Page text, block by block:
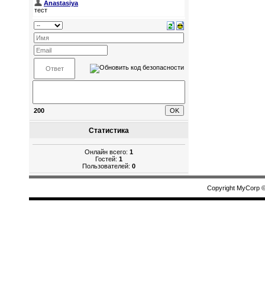
200
Статистика
Онлайн всего: 1
Гостей: 1
Пользователей: 0
Copyright MyCorp